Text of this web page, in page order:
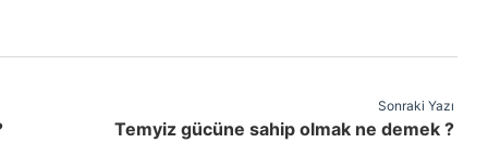
Sonraki Yazı
Temyiz gücüne sahip olmak ne demek ?